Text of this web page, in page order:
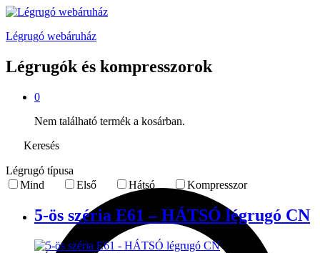
Légrugó webáruház
Légrugók és kompresszorok
0
Nem található termék a kosárban.
Keresés
Légrugó típusa
Mind
Első Hátsó Kompresszor
5-ös széria E61 – HÁTSÓ légrugó CN